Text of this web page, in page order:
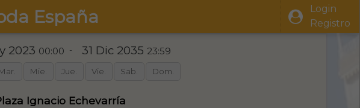
España
Login
Registro
2023 00:00 - 31 Dic 2035 23:59
Mie. Jue. Vie. Sab. Dom.
Ignacio Echevarría